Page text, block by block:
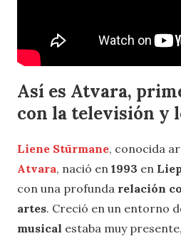
Así es Atvara,
con la televisión y
Liene Stūrmane, conocida
Atvara, nació en 1993 en
con una profunda relación
artes. Creció en un entorno
musical estaba muy